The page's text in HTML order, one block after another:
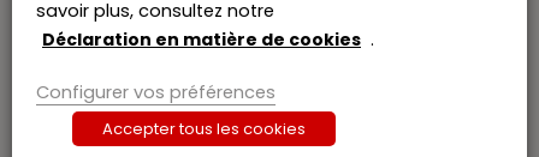
Date :
24 mai 2024
13:00-18:00
€264,00
Henk Verstraete
Alain Huyghe
Stijn Van Hove
Patrice Delacroix
savoir plus, consultez notre
Déclaration en matière de cookies .
Configurer vos préférences
Accepter tous les cookies